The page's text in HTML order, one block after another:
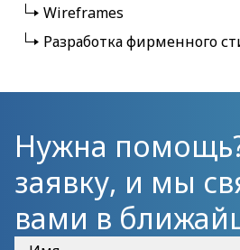
Wireframes
Разработка фирменного
Нужна
заявку, и мы
вами в